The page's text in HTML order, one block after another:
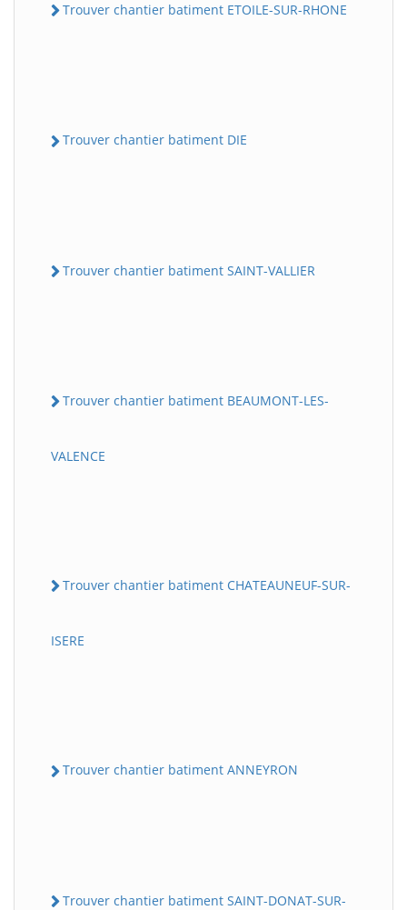
Trouver chantier batiment ETOILE-SUR-RHONE
Trouver chantier batiment DIE
Trouver chantier batiment SAINT-VALLIER
Trouver chantier batiment BEAUMONT-LES-
VALENCE
Trouver chantier batiment CHATEAUNEUF-SUR-
ISERE
Trouver chantier batiment ANNEYRON
Trouver chantier batiment SAINT-DONAT-SUR-